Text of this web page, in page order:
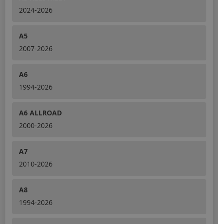
2024-2026
A5
2007-2026
A6
1994-2026
A6 ALLROAD
2000-2026
A7
2010-2026
A8
1994-2026